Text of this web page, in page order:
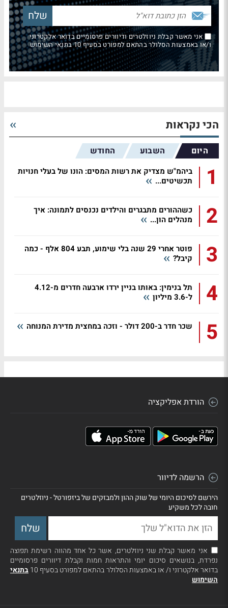
אני מאשר קבלת ניוזלטרים ודיוורים פרסומיים בדואר אלקטרוני
ו/או באמצעות הסלולר בהתאם למפורט בסעיף 10 בתנאי השימוש
הכי נקראות
היום השבוע החודש
1
ביהמ"ש מצדיק את רשות המסים: הונו של בעלי חנויות
תכשיטים...
2
כשההורים מתבגרים והילדים נכנסים לתמונה: איך
מנהלים הון...
3
פוטר אחרי 29 שנה בלי שימוע, תבע 804 אלף - כמה
קיבל?
4
תל בנימין: באותו בניין ירדו ארבעה חדרים מ-4.12
ל-3.6 מיליון
5 שכר חדר ב-200 דולר - וזכה במחצית מדירת המנוחה
הורדת אפליקציה
הרשמה לדיוור
הירשם לסיכום היומי של שוק ההון ולמבזקים של ביזפורטל - ניוזלטרים
חובה לכל משקיע
אני מאשר קבלת שני ניוזלטרים, אשר כל אחד מהווה רשימת תפוצה
נפרדת, בנושאים סיכום יומי והתראות חמות וקבלת דיוורים פרסומיים
בדואר אלקטרוני ו/ או באמצעות הסלולר בהתאם למפורט בסעיף 10
בתנאי
השימוש